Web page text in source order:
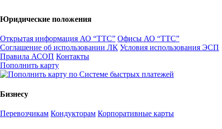
Юридические положения
Открытая информация АО “ТТС” Офисы АО “ТТС”
Соглашение об использовании ЛК Условия использования ЭСП
Правила АСОП Контакты
Пополнить карту
Бизнесу
Перевозчикам Кондукторам Корпоративные карты